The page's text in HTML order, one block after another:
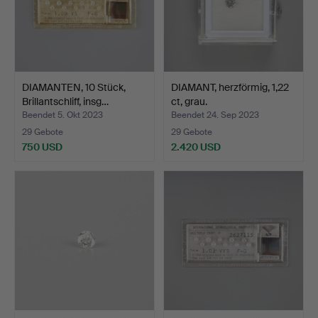
DIAMANTEN, 10 Stück,
Brillantschliff, insg…
Beendet 5. Okt 2023
29 Gebote
750 USD
DIAMANT, herzförmig, 1,22
ct, grau.
Beendet 24. Sep 2023
29 Gebote
2.420 USD